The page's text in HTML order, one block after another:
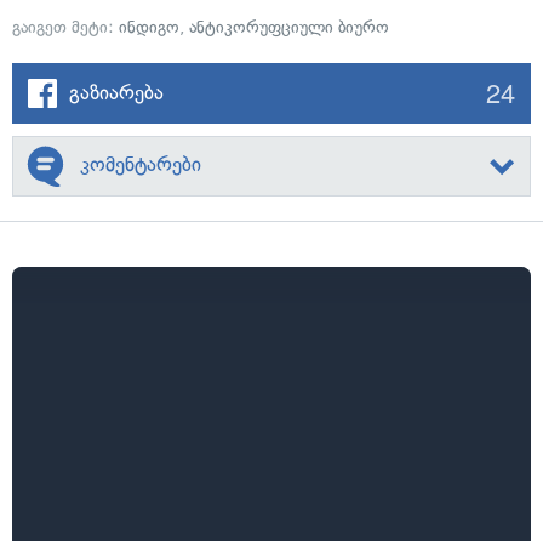
გაიგეთ მეტი: ინდიგო, ანტიკორუფციული ბიურო
გაზიარება 24
კომენტარები